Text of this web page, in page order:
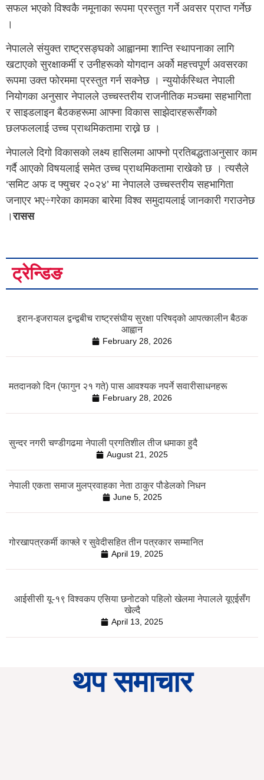
ट्रेन्डिङ
इरान-इजरायल द्वन्द्वबीच राष्ट्रसंघीय सुरक्षा परिषद्को आपत्कालीन बैठक
आह्वान
February 28, 2026
मतदानको दिन (फागुन २१ गते) पास आवश्यक नपर्ने सवारीसाधनहरू
February 28, 2026
सुन्दर नगरी चण्डीगढमा नेपाली प्रगतिशील तीज धमाका हुदै
August 21, 2025
नेपाली एकता समाज मुलप्रवाहका नेता ठाकुर पौडेलको निधन
June 5, 2025
गोरखापत्रकर्मी काफ्ले र सुवेदीसहित तीन पत्रकार सम्मानित
April 19, 2025
आईसीसी यू-१९ विश्वकप एसिया छनोटको पहिलो खेलमा नेपालले यूएईसँग
खेल्दै
April 13, 2025
सफल भएको विश्वकै नमूनाका रूपमा प्रस्तुत गर्ने अवसर प्राप्त गर्नेछ
।
नेपालले संयुक्त राष्ट्रसङ्घको आह्वानमा शान्ति स्थापनाका लागि
खटाएको सुरक्षाकर्मी र उनीहरूको योगदान अर्को महत्त्वपूर्ण अवसरका
रूपमा उक्त फोरममा प्रस्तुत गर्न सक्नेछ । न्युयोर्कस्थित नेपाली
नियोगका अनुसार नेपालले उच्चस्तरीय राजनीतिक मञ्चमा सहभागिता
र साइडलाइन बैठकहरूमा आफ्ना विकास साझेदारहरूसँगको
छलफललाई उच्च प्राथमिकतामा राख्ने छ ।
नेपालले दिगो विकासको लक्ष्य हासिलमा आफ्नो प्रतिबद्धताअनुसार काम
गर्दै आएको विषयलाई समेत उच्च प्राथमिकतामा राखेको छ । त्यसैले
‘समिट अफ द फ्युचर २०२४’ मा नेपालले उच्चस्तरीय सहभागिता
जनाएर भए÷गरेका कामका बारेमा विश्व समुदायलाई जानकारी गराउनेछ
।रासस
थप समाचार